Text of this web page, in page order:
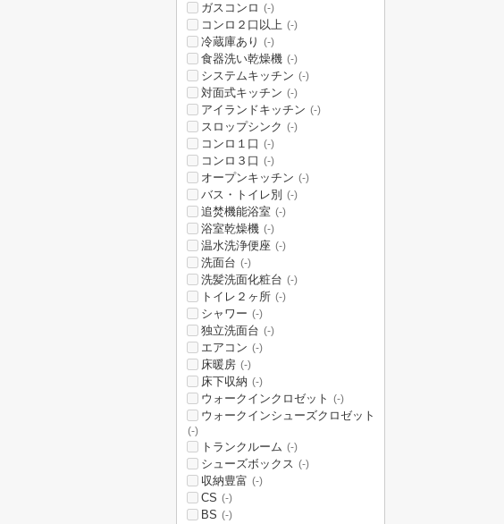
ガスコンロ (-)
コンロ２口以上 (-)
冷蔵庫あり (-)
食器洗い乾燥機 (-)
システムキッチン (-)
対面式キッチン (-)
アイランドキッチン (-)
スロップシンク (-)
コンロ１口 (-)
コンロ３口 (-)
オープンキッチン (-)
バス・トイレ別 (-)
追焚機能浴室 (-)
浴室乾燥機 (-)
温水洗浄便座 (-)
洗面台 (-)
洗髪洗面化粧台 (-)
トイレ２ヶ所 (-)
シャワー (-)
独立洗面台 (-)
エアコン (-)
床暖房 (-)
床下収納 (-)
ウォークインクロゼット (-)
ウォークインシューズクロゼット
(-)
トランクルーム (-)
シューズボックス (-)
収納豊富 (-)
CS (-)
BS (-)